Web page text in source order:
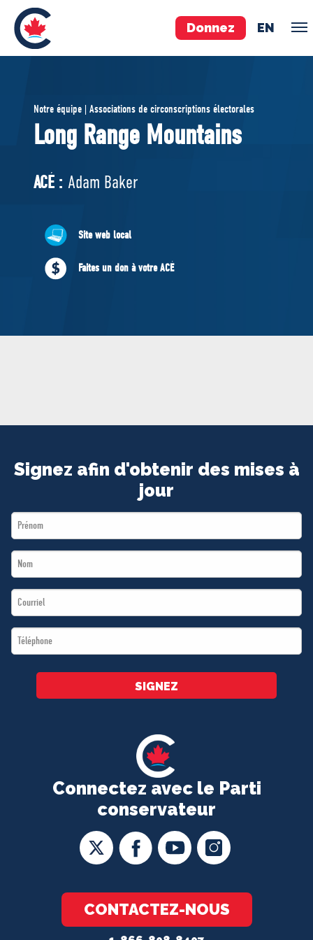
Donnez EN
ÉQUIPE
Pierre Poilievre
Vos députés conservateurs
Cabinet fantôme
Exécutif national
À PROPOS
Documents constitutifs
Notre équipe | Associations de circonscriptions électorales
Long Range Mountains
ACÉ : Adam Baker
Site web local
Faites un don à votre ACÉ
Connectez avec le Parti
conservateur
CONTACTEZ-NOUS
Signez afin d'obtenir des mises à
jour
First
Name
Last
Name
Email
*
Téléphone
*
SIGNEZ